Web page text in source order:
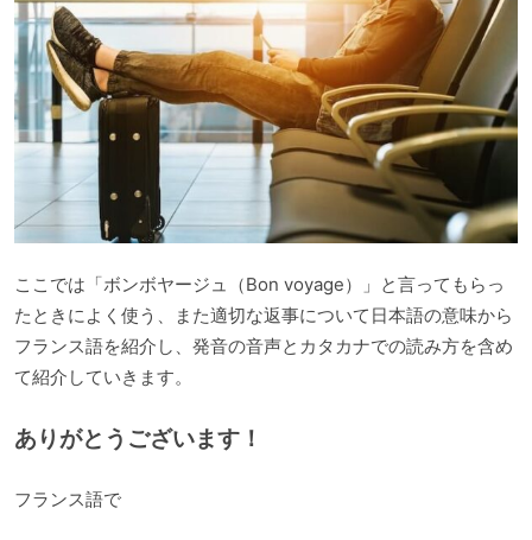
ここでは「ボンボヤージュ（Bon voyage）」と言ってもらっ
たときによく使う、また適切な返事について日本語の意味から
フランス語を紹介し、発音の音声とカタカナでの読み方を含め
て紹介していきます。
ありがとうございます！
フランス語で